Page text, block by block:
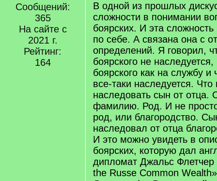
Сообщений:
365
На сайте с
2021 г.
Рейтинг:
164
В одной из прошлых
сложности в понимании
боярских. И эта
по себе. А связана она с
определений. Я говорил,
боярского не
боярского как на службу
все-таки наследуется. Что
наследовать сын от отца.
фамилию. Род. И не
род, или благородство.
наследовал от отца
И это можно увидеть в
боярских, которую дал
дипломат Джальс Флетчер
the Russe Common